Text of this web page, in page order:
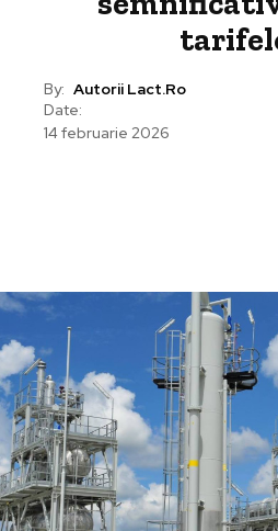
By: Autorii Lact.ro
Date:
14 februarie 2026